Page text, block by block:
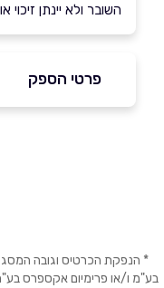
השובר ולא יינתן זיכוי
פרטי הספק
* הנפקת הכרטיס וגובה
בע"מ ו/או פרימיום אקספרס